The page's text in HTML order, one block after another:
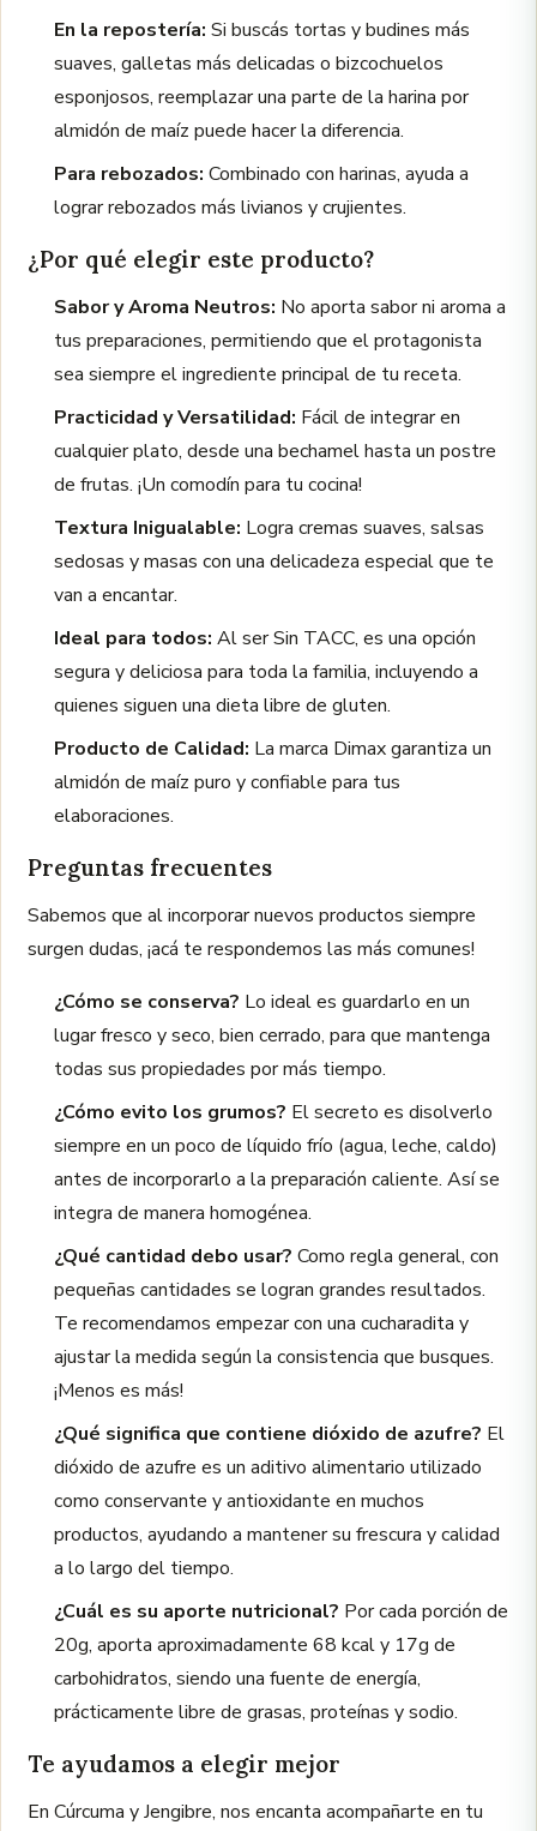
En la repostería: Si buscás tortas y budines más
suaves, galletas más delicadas o bizcochuelos
esponjosos, reemplazar una parte de la harina por
almidón de maíz puede hacer la diferencia.
Para rebozados: Combinado con harinas, ayuda a
lograr rebozados más livianos y crujientes.
¿Por qué elegir este producto?
Sabor y Aroma Neutros: No aporta sabor ni aroma a
tus preparaciones, permitiendo que el protagonista
sea siempre el ingrediente principal de tu receta.
Practicidad y Versatilidad: Fácil de integrar en
cualquier plato, desde una bechamel hasta un postre
de frutas. ¡Un comodín para tu cocina!
Textura Inigualable: Logra cremas suaves, salsas
sedosas y masas con una delicadeza especial que te
van a encantar.
Ideal para todos: Al ser Sin TACC, es una opción
segura y deliciosa para toda la familia, incluyendo a
quienes siguen una dieta libre de gluten.
Producto de Calidad: La marca Dimax garantiza un
almidón de maíz puro y confiable para tus
elaboraciones.
Preguntas frecuentes
Sabemos que al incorporar nuevos productos siempre
surgen dudas, ¡acá te respondemos las más comunes!
¿Cómo se conserva? Lo ideal es guardarlo en un
lugar fresco y seco, bien cerrado, para que mantenga
todas sus propiedades por más tiempo.
¿Cómo evito los grumos? El secreto es disolverlo
siempre en un poco de líquido frío (agua, leche, caldo)
antes de incorporarlo a la preparación caliente. Así se
integra de manera homogénea.
¿Qué cantidad debo usar? Como regla general, con
pequeñas cantidades se logran grandes resultados.
Te recomendamos empezar con una cucharadita y
ajustar la medida según la consistencia que busques.
¡Menos es más!
¿Qué significa que contiene dióxido de azufre? El
dióxido de azufre es un aditivo alimentario utilizado
como conservante y antioxidante en muchos
productos, ayudando a mantener su frescura y calidad
a lo largo del tiempo.
¿Cuál es su aporte nutricional? Por cada porción de
20g, aporta aproximadamente 68 kcal y 17g de
carbohidratos, siendo una fuente de energía,
prácticamente libre de grasas, proteínas y sodio.
Te ayudamos a elegir mejor
En Cúrcuma y Jengibre, nos encanta acompañarte en tu